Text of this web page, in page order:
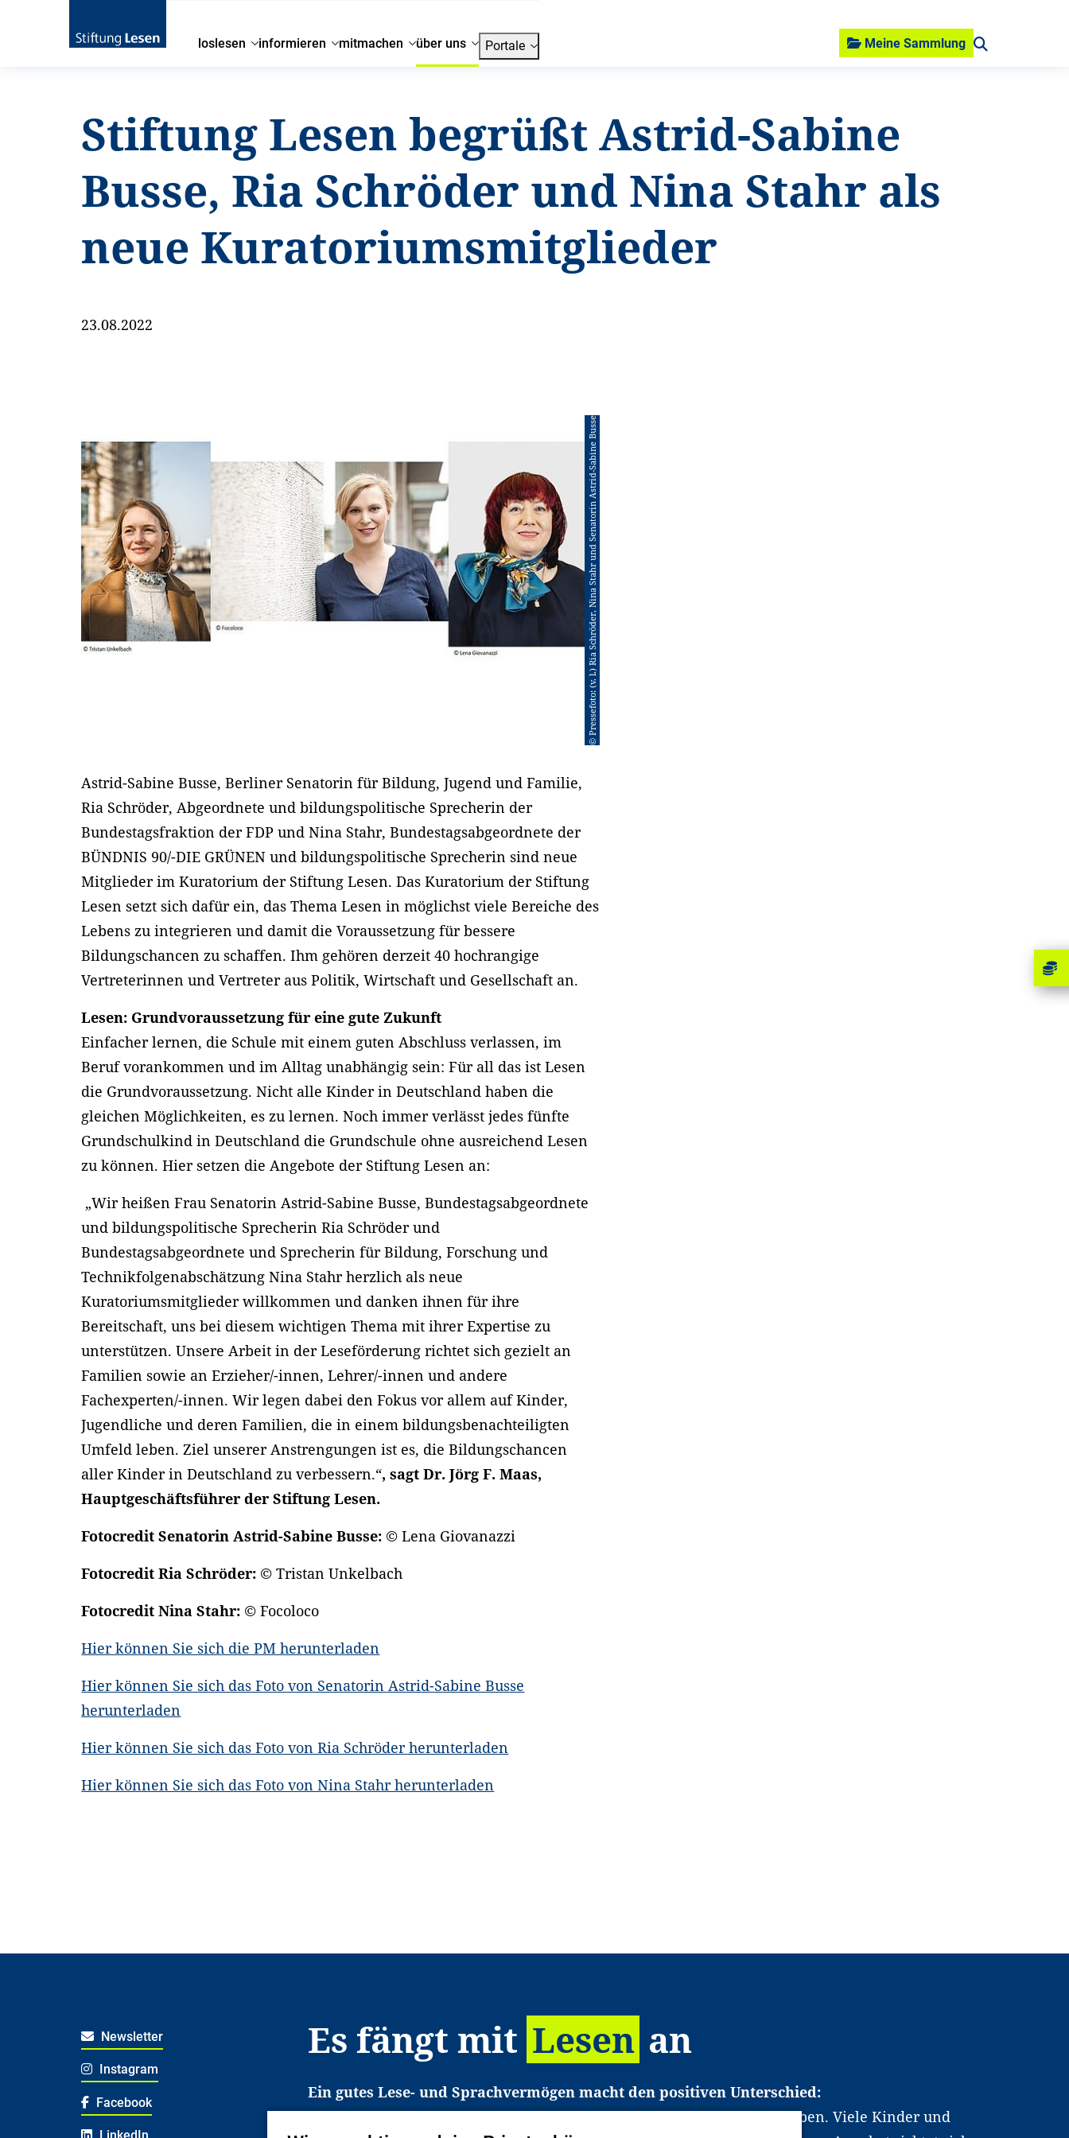
loslesen informieren mitmachen über uns Portale Meine Sammlung
Stiftung Lesen begrüßt Astrid-Sabine
Busse, Ria Schröder und Nina Stahr als
neue Kuratoriumsmitglieder
23.08.2022
© Pressefoto: (v. l.) Ria Schröder, Nina Stahr und Senatorin Astrid-Sabine Busse
Astrid-Sabine Busse, Berliner Senatorin für Bildung, Jugend und Familie,
Ria Schröder, Abgeordnete und bildungspolitische Sprecherin der
Bundestagsfraktion der FDP und Nina Stahr, Bundestagsabgeordnete der
BÜNDNIS 90/-DIE GRÜNEN und bildungspolitische Sprecherin sind neue
Mitglieder im Kuratorium der Stiftung Lesen. Das Kuratorium der Stiftung
Lesen setzt sich dafür ein, das Thema Lesen in möglichst viele Bereiche des
Lebens zu integrieren und damit die Voraussetzung für bessere
Bildungschancen zu schaffen. Ihm gehören derzeit 40 hochrangige
Vertreterinnen und Vertreter aus Politik, Wirtschaft und Gesellschaft an.
Lesen: Grundvoraussetzung für eine gute Zukunft
Einfacher lernen, die Schule mit einem guten Abschluss verlassen, im
Beruf vorankommen und im Alltag unabhängig sein: Für all das ist Lesen
die Grundvoraussetzung. Nicht alle Kinder in Deutschland haben die
gleichen Möglichkeiten, es zu lernen. Noch immer verlässt jedes fünfte
Grundschulkind in Deutschland die Grundschule ohne ausreichend Lesen
zu können. Hier setzen die Angebote der Stiftung Lesen an:
„Wir heißen Frau Senatorin Astrid-Sabine Busse, Bundestagsabgeordnete
und bildungspolitische Sprecherin Ria Schröder und
Bundestagsabgeordnete und Sprecherin für Bildung, Forschung und
Technikfolgenabschätzung Nina Stahr herzlich als neue
Kuratoriumsmitglieder willkommen und danken ihnen für ihre
Bereitschaft, uns bei diesem wichtigen Thema mit ihrer Expertise zu
unterstützen. Unsere Arbeit in der Leseförderung richtet sich gezielt an
Familien sowie an Erzieher/-innen, Lehrer/-innen und andere
Fachexperten/-innen. Wir legen dabei den Fokus vor allem auf Kinder,
Jugendliche und deren Familien, die in einem bildungsbenachteiligten
Umfeld leben. Ziel unserer Anstrengungen ist es, die Bildungschancen
aller Kinder in Deutschland zu verbessern.“, sagt Dr. Jörg F. Maas,
Hauptgeschäftsführer der Stiftung Lesen.
Fotocredit Senatorin Astrid-Sabine Busse: ©Lena Giovanazzi
Fotocredit Ria Schröder: ©Tristan Unkelbach
Fotocredit Nina Stahr: ©Focoloco
Hier können Sie sich die PM herunterladen
Hier können Sie sich das Foto von Senatorin Astrid-Sabine Busse
herunterladen
Hier können Sie sich das Foto von Ria Schröder herunterladen
Hier können Sie sich das Foto von Nina Stahr herunterladen
Newsletter
Instagram
Facebook
Es fängt mit Lesen an
Ein gutes Lese- und Sprachvermögen macht den positiven Unterschied:
Es erleichtert den Zugang zu Bildung und einem erfolgreichen Berufsleben. Viele Kinder und